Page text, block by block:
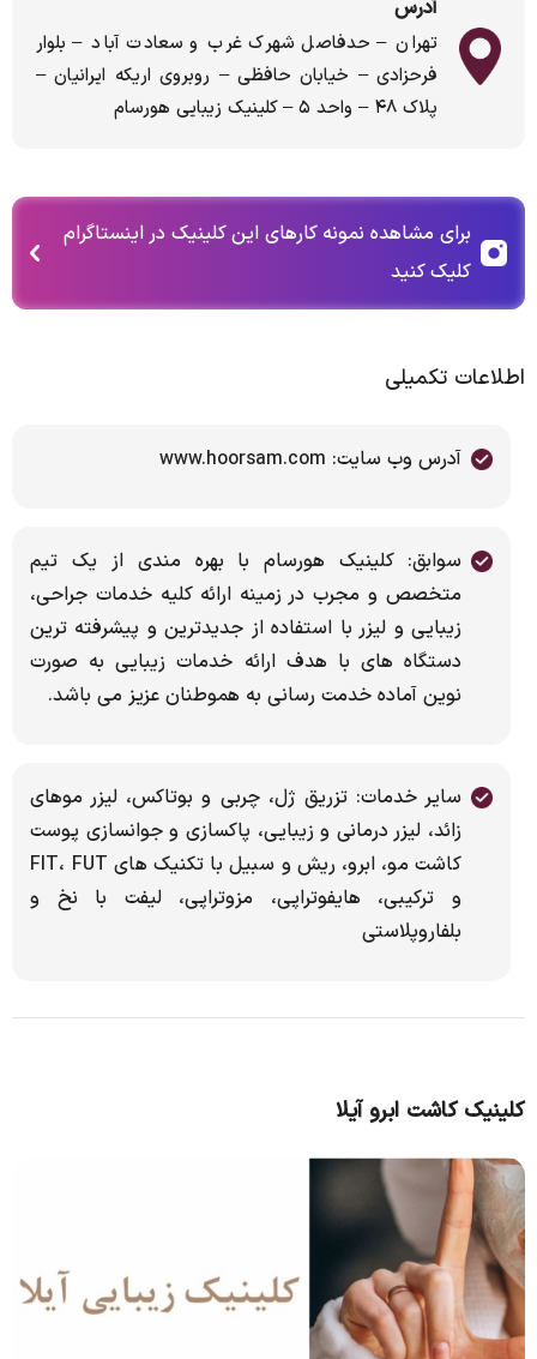
آدرس
تهران – حدفاصل شهرک غرب و سعادت آباد – بلوار
فرحزادى – خيابان حافظى – روبروى اريكه ايرانيان –
پلاك ٤٨ – واحد ۵ – کلینیک زیبایی هورسام
برای مشاهده نمونه کارهای این کلینیک در اینستاگرام
کلیک کنید
اطلاعات تکمیلی
آدرس وب سایت: www.hoorsam.com
سوابق: کلینیک هورسام با بهره مندى از یک تیم
متخصص و مجرب در زمینه ارائه کلیه خدمات جراحى،
زیبایی و لیزر با استفاده از جدیدترین و پیشرفته ترین
دستگاه هاى با هدف ارائه خدمات زیبایى به صورت
نوین آماده خدمت رسانى به هموطنان عزیز مى باشد.
سایر خدمات: تزریق ژل، چربی و بوتاکس، لیزر موهای
زائد، لیزر درمانی و زیبایی، پاکسازی و جوانسازی پوست
کاشت مو، ابرو، ریش و سبیل با تکنیک های FIT، FUT
و ترکیبی، هایفوتراپی، مزوتراپی، لیفت با نخ و
بلفاروپلاستی
کلینیک کاشت ابرو آیلا